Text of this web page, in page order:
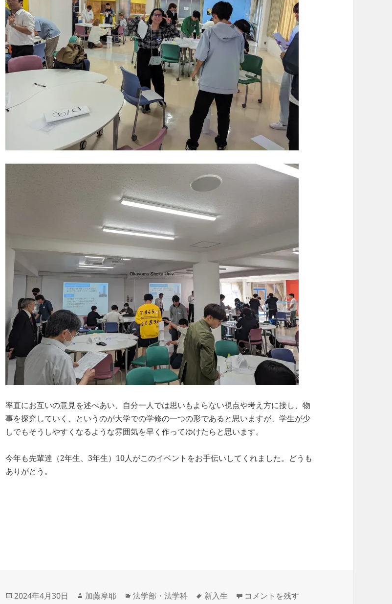
率直にお互いの意見を述べあい、自分一人では思いもよらない視点や考え方に接し、物
事を探究していく、というのが大学での学修の一つの形であると思いますが、学生が少
しでもそうしやすくなるような雰囲気を早く作ってゆけたらと思います。
今年も先輩達（2年生、3年生）10人がこのイベントをお手伝いしてくれました。どうも
ありがとう。
投
2024年4月30日
作
加藤摩耶
カ
法学部・法学科
タ
新入生 法学部新入生歓迎イベント③ に
コメントを残す